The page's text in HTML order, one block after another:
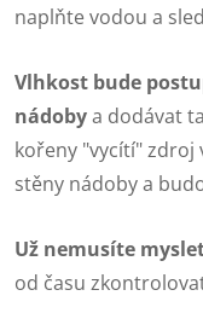
naplňte vodou a
Vlhkost bude
nádobya dodávat
kořeny "vycítí" zdroj
stěny nádoby a
Už nemusíte
od času